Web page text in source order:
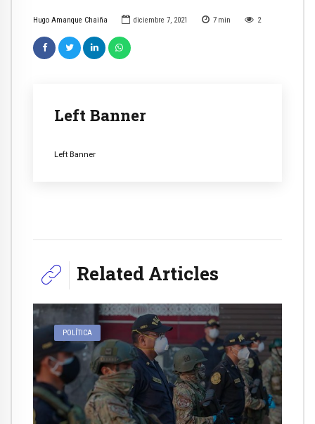
Hugo Amanque Chaiña diciembre 7, 2021 7 min 2
Left Banner
Left Banner
Related Articles
POLÍTICA